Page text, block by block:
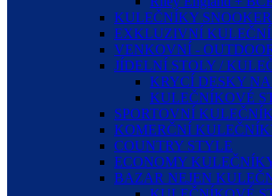
KULEČNÍKY SNOOKER
EXKLUZIVNÍ
VENKOVNÍ -
JÍDELNÍ STOLY /
KRYCÍ DESKY
KULEČNÍKOVÉ
SPORTOVNÍ
KOMERČNÍ
COUNTRY STYLE
ECONOMY
BAZAR NEJEN